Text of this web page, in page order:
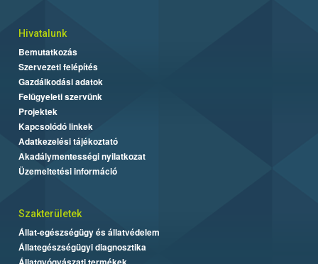
Hivatalunk
Bemutatkozás
Szervezeti felépítés
Gazdálkodási adatok
Felügyeleti szervünk
Projektek
Kapcsolódó linkek
Adatkezelési tájékoztató
Akadálymentességi nyilatkozat
Üzemeltetési információ
Szakterületek
Állat-egészségügy és állatvédelem
Állategészségügyi diagnosztika